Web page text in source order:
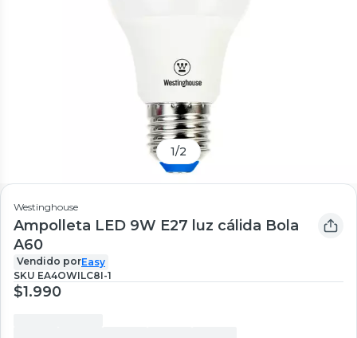
1/2
Westinghouse
Ampolleta LED 9W E27 luz cálida Bola
A60
Vendido porEasy
SKU EA4OWILC8I-1
$1.990